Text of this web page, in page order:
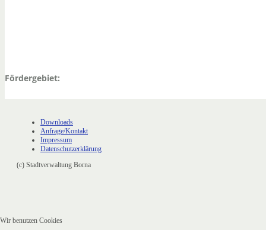
Fördergebiet:
Downloads
Anfrage/Kontakt
Impressum
Datenschutzerklärung
(c) Stadtverwaltung Borna
Wir benutzen Cookies